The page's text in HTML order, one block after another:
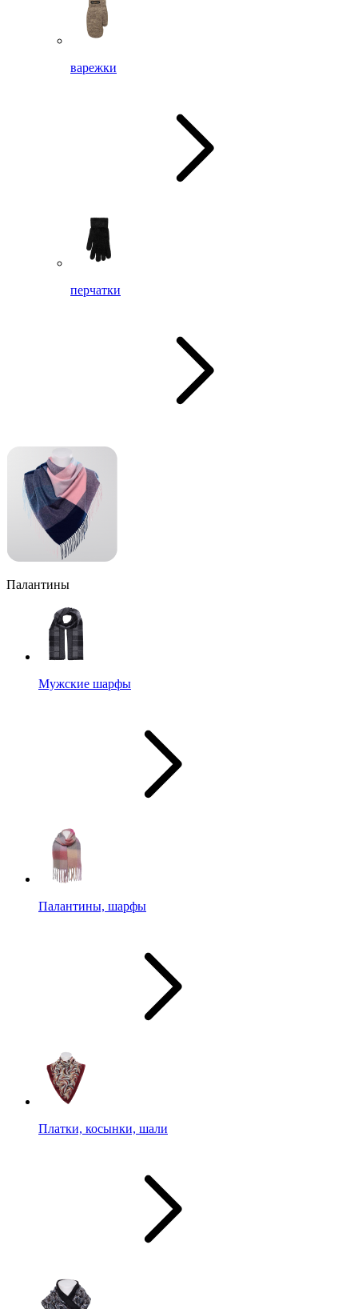
варежки
перчатки
Палантины
Мужские шарфы
Палантины, шарфы
Платки, косынки, шали